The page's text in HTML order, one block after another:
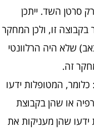
סרטן השד. ייתכן
זו, ולכן המחקר
שלא היה הרלוונטי
זה.
המטופלות ידעו
או שהן בקבוצת
שהן מעניקות את